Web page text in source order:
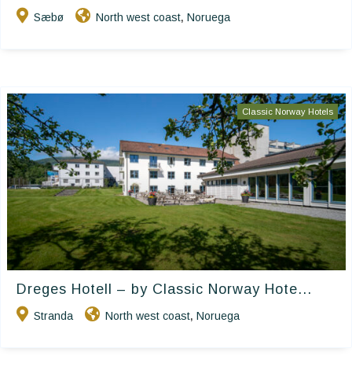
Sæbø North west coast, Noruega
Classic Norway Hotels
Dreges Hotell – by Classic Norway Hote...
Stranda North west coast, Noruega